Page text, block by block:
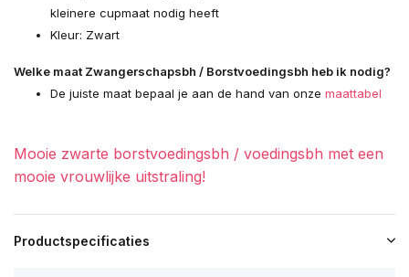
Uitverkocht
kleinere cupmaat nodig heeft
Kleur: Zwart
Welke maat Zwangerschapsbh / Borstvoedingsbh heb ik nodig?
De juiste maat bepaal je aan de hand van onze maattabel
Mooie zwarte borstvoedingsbh / voedingsbh met een
mooie vrouwlijke uitstraling!
Productspecificaties